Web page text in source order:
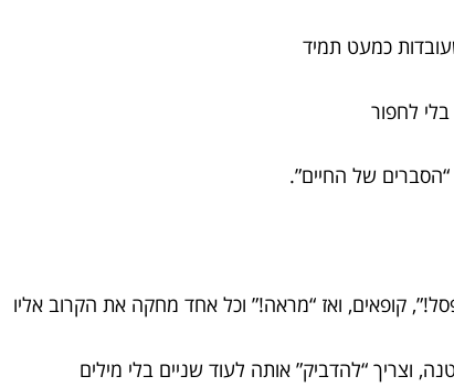
של החיים”.
קופאים, ואז “מראה!” וכל אחד מחקה את הקרוב אליו
וצריך “להדביק” אותה לעוד שניים בלי מילים